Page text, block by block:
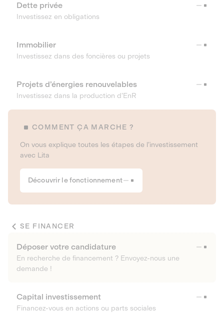
Dette privée
Investissez en obligations
Immobilier
Investissez dans des foncières ou projets
Projets d’énergies renouvelables
Investissez dans la production d’EnR
COMMENT ÇA MARCHE ?
On vous explique toutes les étapes de l’investissement
avec Lita
Découvrir le fonctionnement
SE FINANCER
Déposer votre candidature
En recherche de financement ? Envoyez-nous une
demande !
Capital investissement
Financez-vous en actions ou parts sociales